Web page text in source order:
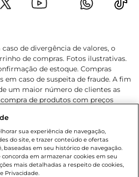
de divergência de valores, o
de compras. Fotos ilustrativas.
de estoque. Compras
em caso de suspeita de fraude. A fim
um maior número de clientes as
de produtos com preços
e condições são exclusivos para
durante o dia de hoje, podendo
notificação. Proibida a venda
menores de 18 anos, conforme
inciso II (Estatuto da Criança e do
condições exclusivos para o
sua experiência de navegação,
do site, e trazer conteúdo e ofertas
baseadas em seu histórico de navegação.
concorda em armazenar cookies em seu
mais detalhadas a respeito de cookies,
Privacidade.